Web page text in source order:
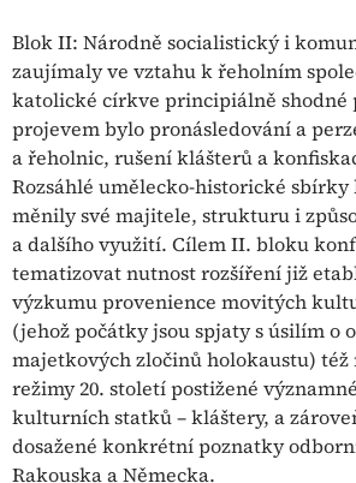
Blok II: Národně socialistický i
zaujímaly ve vztahu k řeholním
katolické církve principiálně shodné
projevem bylo pronásledování a
a řeholnic, rušení klášterů a
Rozsáhlé umělecko-historické sbírky
měnily své majitele, strukturu i
a dalšího využití. Cílem II. bloku
tematizovat nutnost rozšíření již
výzkumu provenience movitých
(jehož počátky jsou spjaty s úsilím o
majetkových zločinů holokaustu)
režimy 20. století postižené
kulturních statků – kláštery, a
dosažené konkrétní poznatky
Rakouska a Německa.